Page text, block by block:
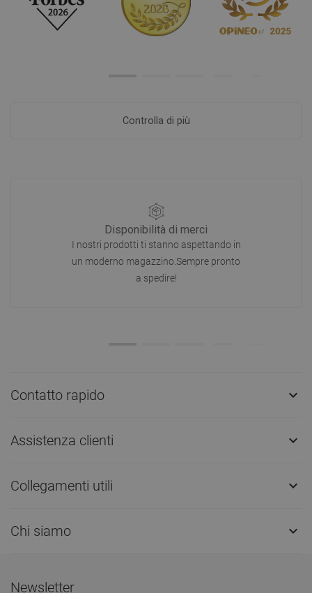
Controlla di più
Disponibilità di merci
I nostri prodotti ti stanno aspettando in
un moderno magazzino.Sempre pronto
a spedire!
Contatto rapido 
Assistenza clienti 
Collegamenti utili 
Chi siamo 
Newsletter